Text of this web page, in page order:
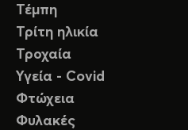
Τέμπη
Τρίτη ηλικία
Τροχαία
Υγεία - Covid
Φτώχεια
Φυλακές